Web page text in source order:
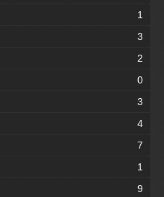
1
3
2
0
3
4
7
1
9